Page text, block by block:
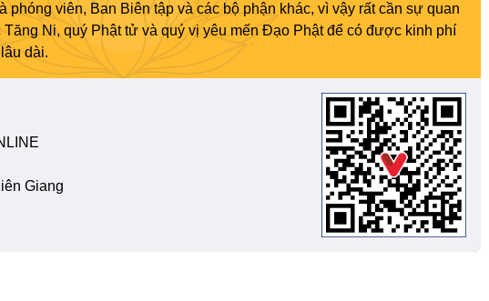
phóng viên, Ban Biên tập và các bộ phận khác, vì vậy rất cần sự quan
Ni, quý Phật tử và quý vị yêu mến Đạo Phật để có được kinh phí
dài.
Giang